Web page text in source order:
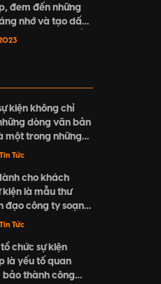
đem đến những
nhớ và tạo dấu
phá cách tổ
kiện không chỉ
dòng văn bản
một trong những
sự thành công cho
Tin Tức
cho khách
kiện là mẫu thư
đạo công ty soạn
hàng nhằm
dự sự kiện.
Tin Tức
chức sự kiện
là yếu tố quan
thành công